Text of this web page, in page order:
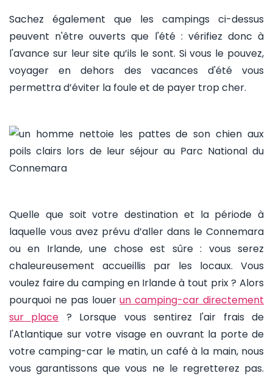
Sachez également que les campings ci-dessus
peuvent n'être ouverts que l'été : vérifiez donc à
l'avance sur leur site qu’ils le sont. Si vous le pouvez,
voyager en dehors des vacances d'été vous
permettra d’éviter la foule et de payer trop cher.
Quelle que soit votre destination et la période à
laquelle vous avez prévu d’aller dans le Connemara
ou en Irlande, une chose est sûre : vous serez
chaleureusement accueillis par les locaux. Vous
voulez faire du camping en Irlande à tout prix ? Alors
pourquoi ne pas louerun camping-car directement
sur place ? Lorsque vous sentirez l'air frais de
l'Atlantique sur votre visage en ouvrant la porte de
votre camping-car le matin, un café à la main, nous
vous garantissons que vous ne le regretterez pas.